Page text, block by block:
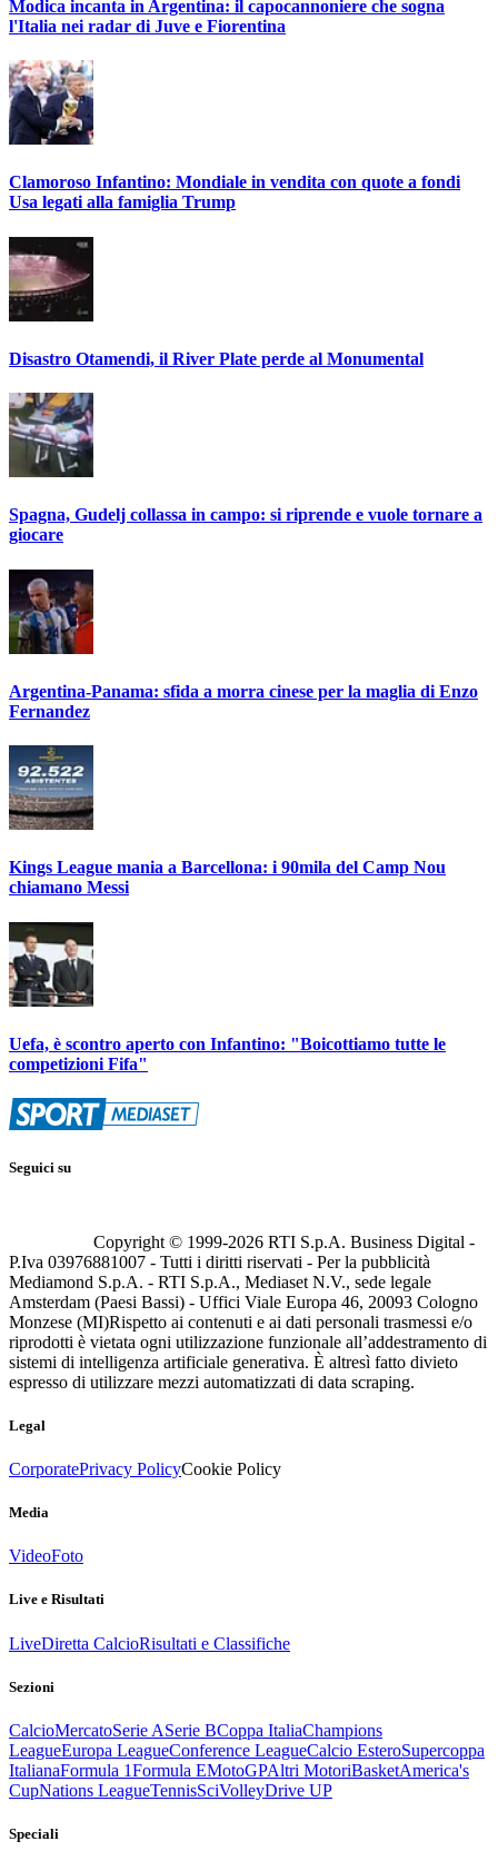
Modica incanta in Argentina: il capocannoniere che sogna
l'Italia nei radar di Juve e Fiorentina
Clamoroso Infantino: Mondiale in vendita con quote a fondi
Usa legati alla famiglia Trump
Disastro Otamendi, il River Plate perde al Monumental
Spagna, Gudelj collassa in campo: si riprende e vuole tornare a
giocare
Argentina-Panama: sfida a morra cinese per la maglia di Enzo
Fernandez
Kings League mania a Barcellona: i 90mila del Camp Nou
chiamano Messi
Uefa, è scontro aperto con Infantino: "Boicottiamo tutte le
competizioni Fifa"
Seguici su
Copyright © 1999-2026 RTI S.p.A. Business Digital -
P.Iva 03976881007 - Tutti i diritti riservati - Per la pubblicità
Mediamond S.p.A. - RTI S.p.A., Mediaset N.V., sede legale
Amsterdam (Paesi Bassi) - Uffici Viale Europa 46, 20093 Cologno
Monzese (MI)Rispetto ai contenuti e ai dati personali trasmessi e/o
riprodotti è vietata ogni utilizzazione funzionale all’addestramento di
sistemi di intelligenza artificiale generativa. È altresì fatto divieto
espresso di utilizzare mezzi automatizzati di data scraping.
Legal
CorporatePrivacy PolicyCookie Policy
Media
VideoFoto
Live e Risultati
LiveDiretta CalcioRisultati e Classifiche
Sezioni
CalcioMercatoSerie ASerie BCoppa ItaliaChampions
LeagueEuropa LeagueConference LeagueCalcio EsteroSupercoppa
ItalianaFormula 1Formula EMotoGPAltri MotoriBasketAmerica's
CupNations LeagueTennisSciVolleyDrive UP
Speciali